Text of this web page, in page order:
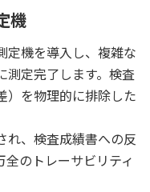
機
定機を導入し、複雑な
測定完了します。検査
）を物理的に排除した
れ、検査成績書への反
のトレーサビリティ